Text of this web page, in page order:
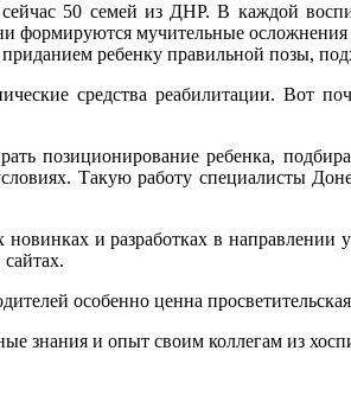
50 семей из ДНР. В каждой
формируются мучительные
ребенку правильной позы,
средства реабилитации. Вот
позиционирование ребенка,
Такую работу специалисты
и разработках в
особенно ценна
знания и опыт своим коллегам из